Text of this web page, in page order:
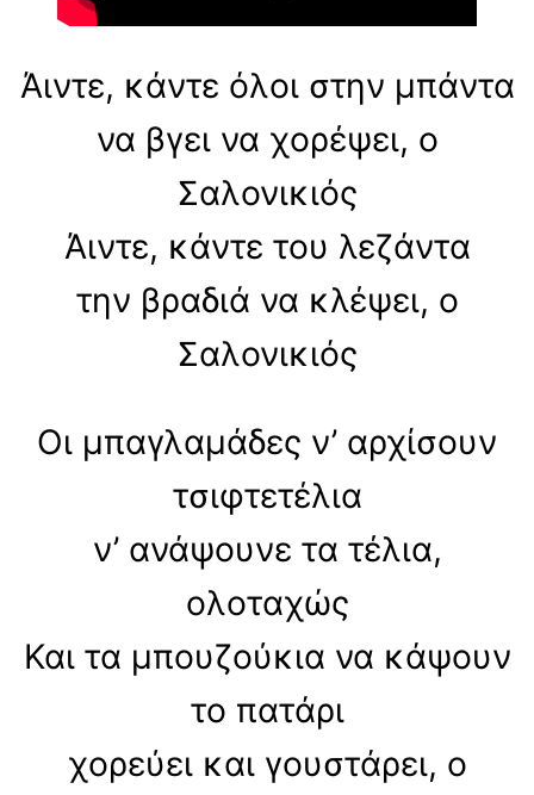
Άιντε, κάντε όλοι στην μπάντα
να βγει να χορέψει, ο
Σαλονικιός
Άιντε, κάντε του λεζάντα
την βραδιά να κλέψει, ο
Σαλονικιός
Οι μπαγλαμάδες ν’ αρχίσουν
τσιφτετέλια
ν’ ανάψουνε τα τέλια,
ολοταχώς
Και τα μπουζούκια να κάψουν
το πατάρι
χορεύει και γουστάρει, ο